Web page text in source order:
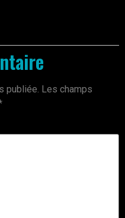
publiée. Les champs